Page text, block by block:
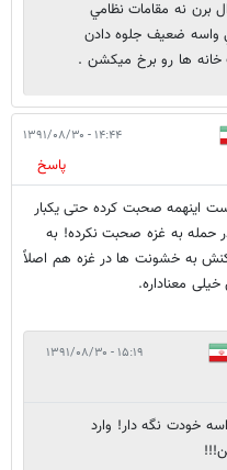
برن نه مقامات نظامي
ضعيف جلوه دادن
خانه ها رو برخ ميكشن .
۱۴:۴۴ - ۱۳۹۱/۰۸/۳۰
پاسخ
اینهمه صحبت کرده حتی یکبار
در حمله به غزه صحبت نکرده! به
به خشونت ها در غزه هم اصلاً
معناداره.
۱۵:۱۹ - ۱۳۹۱/۰۸/۳۰
خودت نگه دار! وارد